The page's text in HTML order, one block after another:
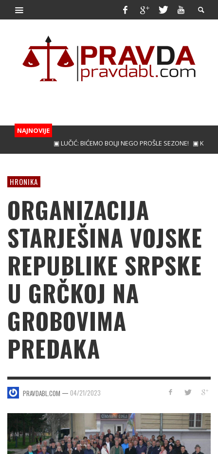
NAJNOVIJE
▣ LUČIĆ: BIĆEMO BOLJI NEGO PROŠLE SEZONE! ▣ KUNIĆ ZA
HRONIKA
ORGANIZACIJA
STARJEŠINA VOJSKE
REPUBLIKE SRPSKE
U GRČKOJ NA
GROBOVIMA
PREDAKA
PRAVDABL.COM — 04/21/2023